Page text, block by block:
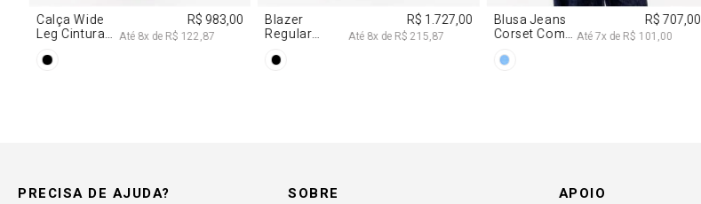
Calça Wide
Leg Cintura
Renda
R$ 983,00
Até 8x deR$ 122,87
Blazer
Regular
Com Renda
R$ 1.727,00
Até 8x deR$ 215,87
Blusa Jeans
Corset Com
R$ 707,00
Até7x deR$ 101,00
PRECISA DE AJUDA? SOBRE APOIO